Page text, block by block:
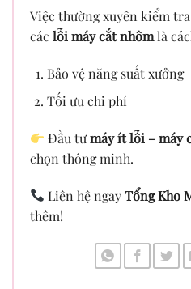
Việc thường xuyên kiểm
các lỗi máy cắt nhômlà
Bảo vệ năng suất xưởng
Tối ưu chi phí
Đầu tưmáy ít lỗi – máy
chọn thông minh.
Liên hệ ngayTổng Kho
thêm!